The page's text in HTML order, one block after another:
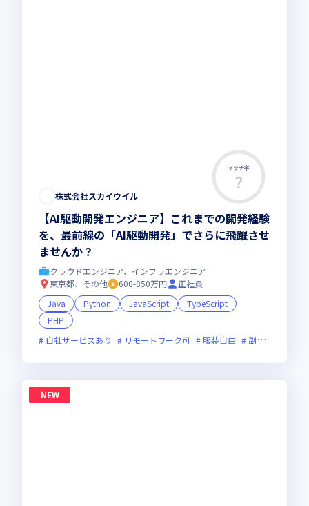
マッチ率
株式会社スカイウイル
【AI駆動開発エンジニア】これまでの開発経験
を、最前線の「AI駆動開発」でさらに飛躍させ
ませんか？
クラウドエンジニア、インフラエンジニア
東京都、その他
600-850万円
正社員
Java
Python JavaScript
TypeScript
PHP
自社サービスあり
リモートワーク可 服装自由 副業可
NEW